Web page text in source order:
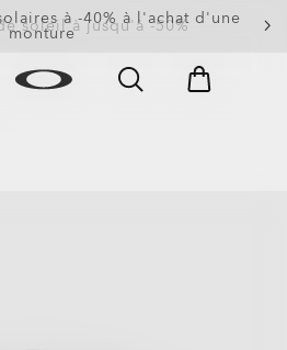
à -40% à l'achat d'une
monture
soleil à jusqu'à -50%
de soleil à jusqu'à -50%